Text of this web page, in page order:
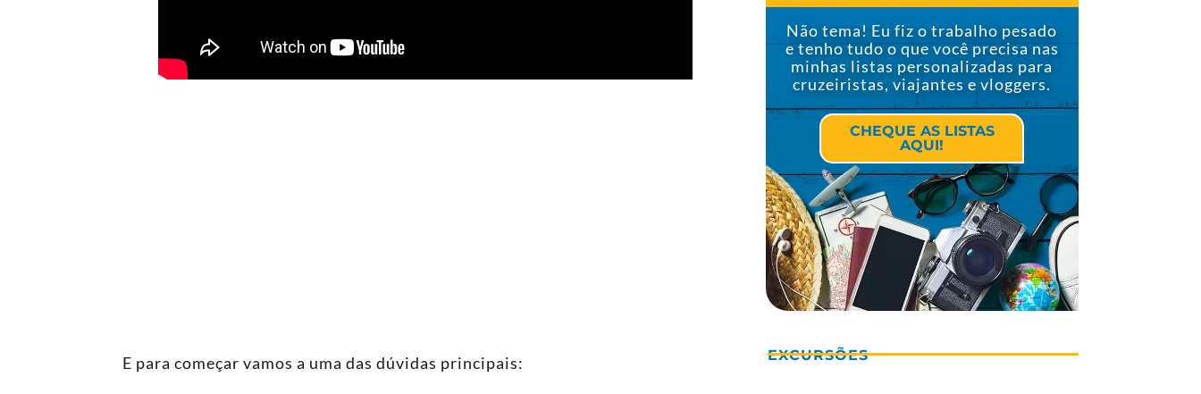
E para começar vamos a uma das dúvidas principais:
Não tema! Eu fiz o trabalho pesado
e tenho tudo o que você precisa nas
minhas listas personalizadas para
cruzeiristas, viajantes e vloggers.
CHEQUE AS LISTAS
AQUI!
EXCURSÕES